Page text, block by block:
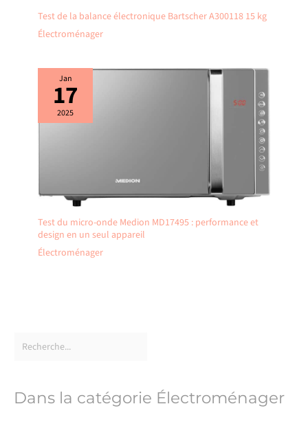
Test de la balance électronique Bartscher A300118 15 kg
Électroménager
Jan
17
2025
Test du micro-onde Medion MD17495 : performance et
design en un seul appareil
Électroménager
Dans la catégorie Électroménager